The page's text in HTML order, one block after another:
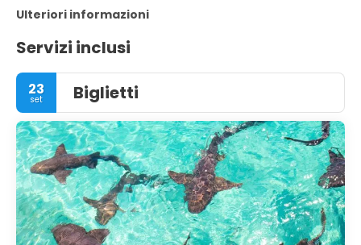
Ulteriori informazioni
Servizi inclusi
23
set Biglietti